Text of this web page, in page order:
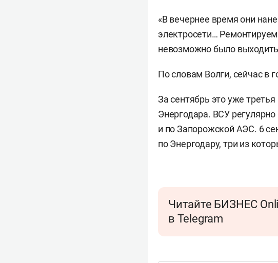
«В вечернее время они
электросети…
невозможно было
По словам Волги, сейчас в
За сентябрь это уже
Энергодара. ВСУ
и по Запорожской АЭС. 6
по Энергодару, три из
Читайте БИЗНЕС
в Telegram